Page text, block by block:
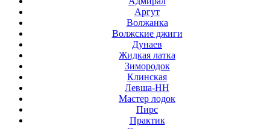
Аргут
Волжанка
Волжские джиги
Дунаев
Жидкая латка
Зимородок
Клинская
Левша-НН
Мастер лодок
Пирс
Практик